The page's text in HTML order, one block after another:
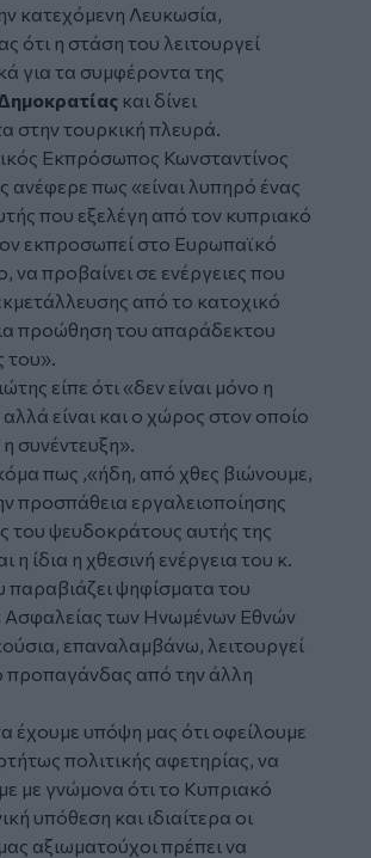
κατεχόμενη Λευκωσία,
ότι η στάση του λειτουργεί
για τα συμφέροντα της
και δίνει
στην τουρκική πλευρά.
Εκπρόσωπος Κωνσταντίνος
ανέφερε πως «είναι λυπηρό ένας
που εξελέγη από τον κυπριακό
εκπροσωπεί στο Ευρωπαϊκό
να προβαίνει σε ενέργειες που
από το κατοχικό
προώθηση του απαράδεκτου
του».
είπε ότι «δεν είναι μόνο η
είναι και ο χώρος στον οποίο
συνέντευξη».
πως ,«ήδη, από χθες βιώνουμε,
προσπάθεια εργαλειοποίησης
του ψευδοκράτους αυτής της
η ίδια η χθεσινή ενέργεια του κ.
παραβιάζει ψηφίσματα του
Ασφαλείας των Ηνωμένων Εθνών
επαναλαμβάνω, λειτουργεί
προπαγάνδας από την άλλη
έχουμε υπόψη μας ότι οφείλουμε
πολιτικής αφετηρίας, να
με γνώμονα ότι το Κυπριακό
υπόθεση και ιδιαίτερα οι
αξιωματούχοι πρέπει να